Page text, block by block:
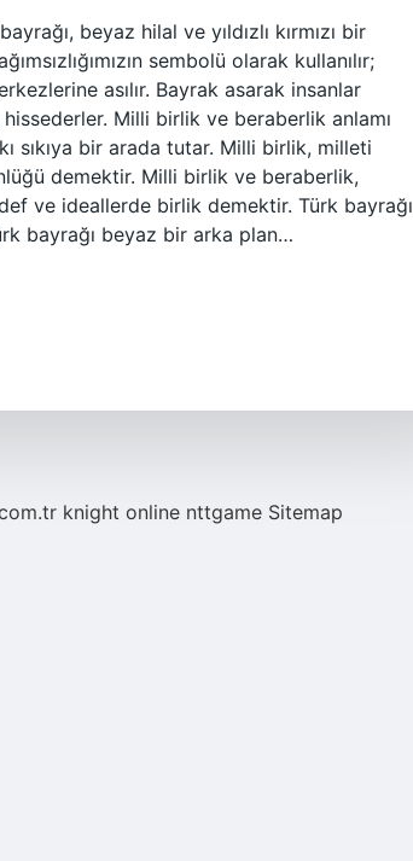
beyaz hilal ve yıldızlı kırmızı bir
sembolü olarak kullanılır;
asılır. Bayrak asarak insanlar
Milli birlik ve beraberlik anlamı
sıkıya bir arada tutar. Milli birlik, milleti
demektir. Milli birlik ve beraberlik,
ve ideallerde birlik demektir. Türk bayrağı
bayrağı beyaz bir arka plan…
knight online nttgame Sitemap